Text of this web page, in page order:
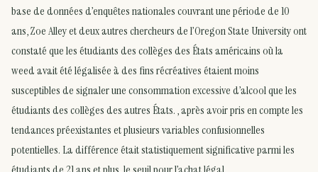
base de données d’enquêtes nationales couvrant une période de 10
ans, Zoe Alley et deux autres chercheurs de l’Oregon State University ont
constaté que les étudiants des collèges des États américains où la
weed avait été légalisée à des fins récréatives étaient moins
susceptibles de signaler une consommation excessive d’alcool que les
étudiants des collèges des autres États. , après avoir pris en compte les
tendances préexistantes et plusieurs variables confusionnelles
potentielles. La différence était statistiquement significative parmi les